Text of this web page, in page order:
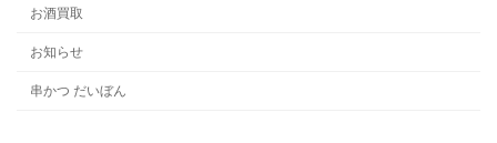
お酒買取
お知らせ
串かつ だいぼん